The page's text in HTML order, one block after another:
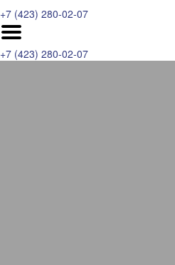
+7 (423) 280-02-07
+7 (423) 280-02-07